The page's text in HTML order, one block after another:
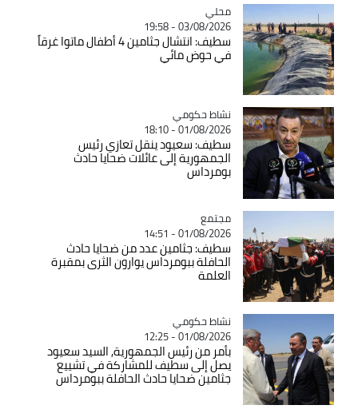
Catégorie
محلي
03/08/2026 - 19:58
سطيف: انتشال جثامين 4 أطفال ماتوا غرقاً
في حوض مائي
Catégorie
نشاط حكومي
01/08/2026 - 18:10
سطيف: سعيود ينقل تعازي رئيس
الجمهورية إلى عائلات ضحايا حادث
بومرداس
Catégorie
مجتمع
01/08/2026 - 14:51
سطيف: جثامين عدد من ضحايا حادث
الحافلة ببومرداس يوارون الثرى بمقبرة
العلمة
Catégorie
نشاط حكومي
01/08/2026 - 12:25
بأمر من رئيس الجمهورية, السيد سعيود
يصل إلى سطيف للمشاركة في تشييع
جثامين ضحايا حادث الحافلة ببومرداس